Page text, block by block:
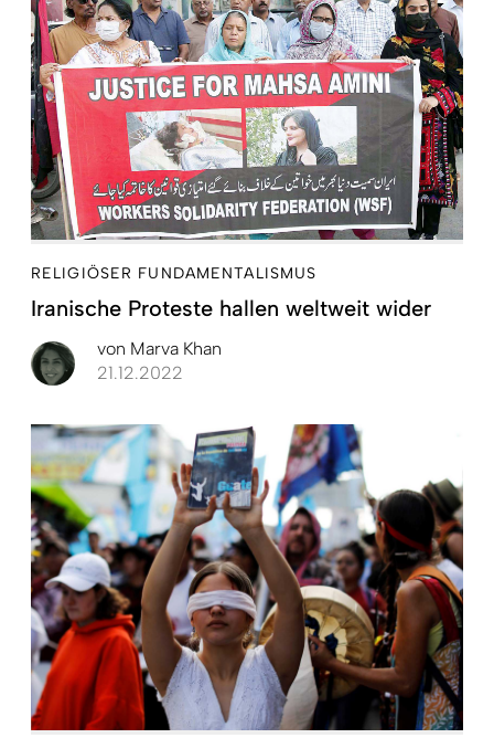
RELIGIÖSER FUNDAMENTALISMUS
Iranische Proteste hallen weltweit wider
von Marva Khan
21.12.2022